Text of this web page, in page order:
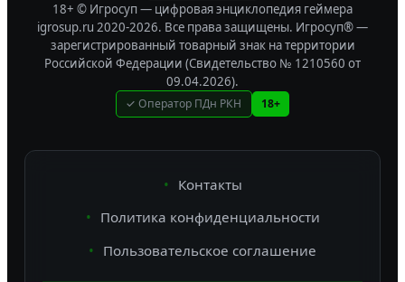
18+ © Игросуп — цифровая энциклопедия геймера
igrosup.ru 2020-2026. Все права защищены. Игросуп® —
зарегистрированный товарный знак на территории
Российской Федерации (Свидетельство № 1210560 от
09.04.2026).
✓ Оператор ПДн РКН 18+
Контакты
Политика конфиденциальности
Пользовательское соглашение